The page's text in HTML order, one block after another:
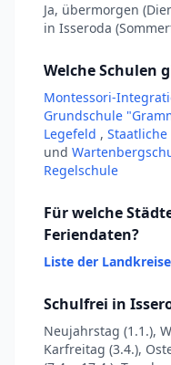
Ja, übermorgen
in Isseroda
Welche Schulen
Montessori-
Grundschule
Legefeld ,
und
Regelschule
Für welche
Feriendaten?
Liste der
Schulfrei in
Neujahrstag (1.1.),
Karfreitag (3.4.),